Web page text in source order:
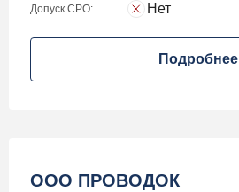
Допуск СРО: Нет
Подробнее
ООО ПРОВОДОК